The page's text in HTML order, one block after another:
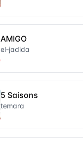
AMIGO
el-jadida
5 Saisons
temara